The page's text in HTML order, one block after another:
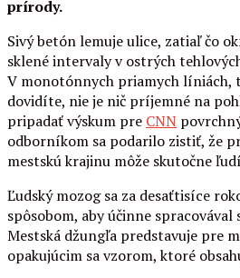
prírody.
Sivý betón lemuje ulice, zatiaľ čo
sklené intervaly v ostrých
V monotónnych priamych líniách,
dovidíte, nie je nič príjemné na
pripadať výskum pre CNN
odborníkom sa podarilo zistiť, že
mestskú krajinu môže skutočne
Ľudský mozog sa za desaťtisíce
spôsobom, aby účinne
Mestská džungľa predstavuje pre
opakujúcim sa vzorom, ktoré